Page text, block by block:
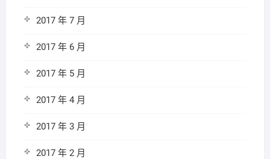
2017 年 7 月
2017 年 6 月
2017 年 5 月
2017 年 4 月
2017 年 3 月
2017 年 2 月